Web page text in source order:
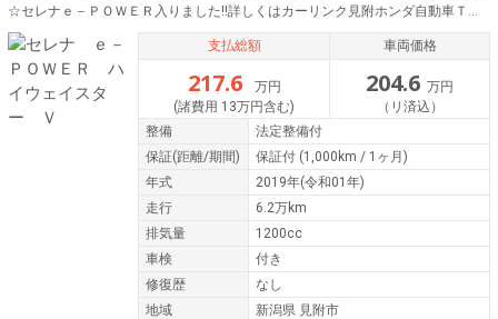
☆セレナｅ－ＰＯＷＥＲ入りました!!詳しくはカーリンク見附ホンダ自動車ＴＥＬ０１２０－５５３０１９まで♪
支払総額
217.6
万円
(諸費用 13万円含む)
車両価格
204.6 万円
（リ済込）
整備
法定整備付
保証(距離/期間) 保証付 (1,000km / 1ヶ月)
年式
2019年(令和01年)
走行
6.2万km
排気量
1200cc
車検
付き
修復歴
なし
地域
新潟県 見附市